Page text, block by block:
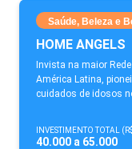
Saúde, Beleza e
HOME ANGELS
Invista na maior
América Latina,
cuidados de idosos
INVESTIMENTO TOTAL
40.000 a 65.000